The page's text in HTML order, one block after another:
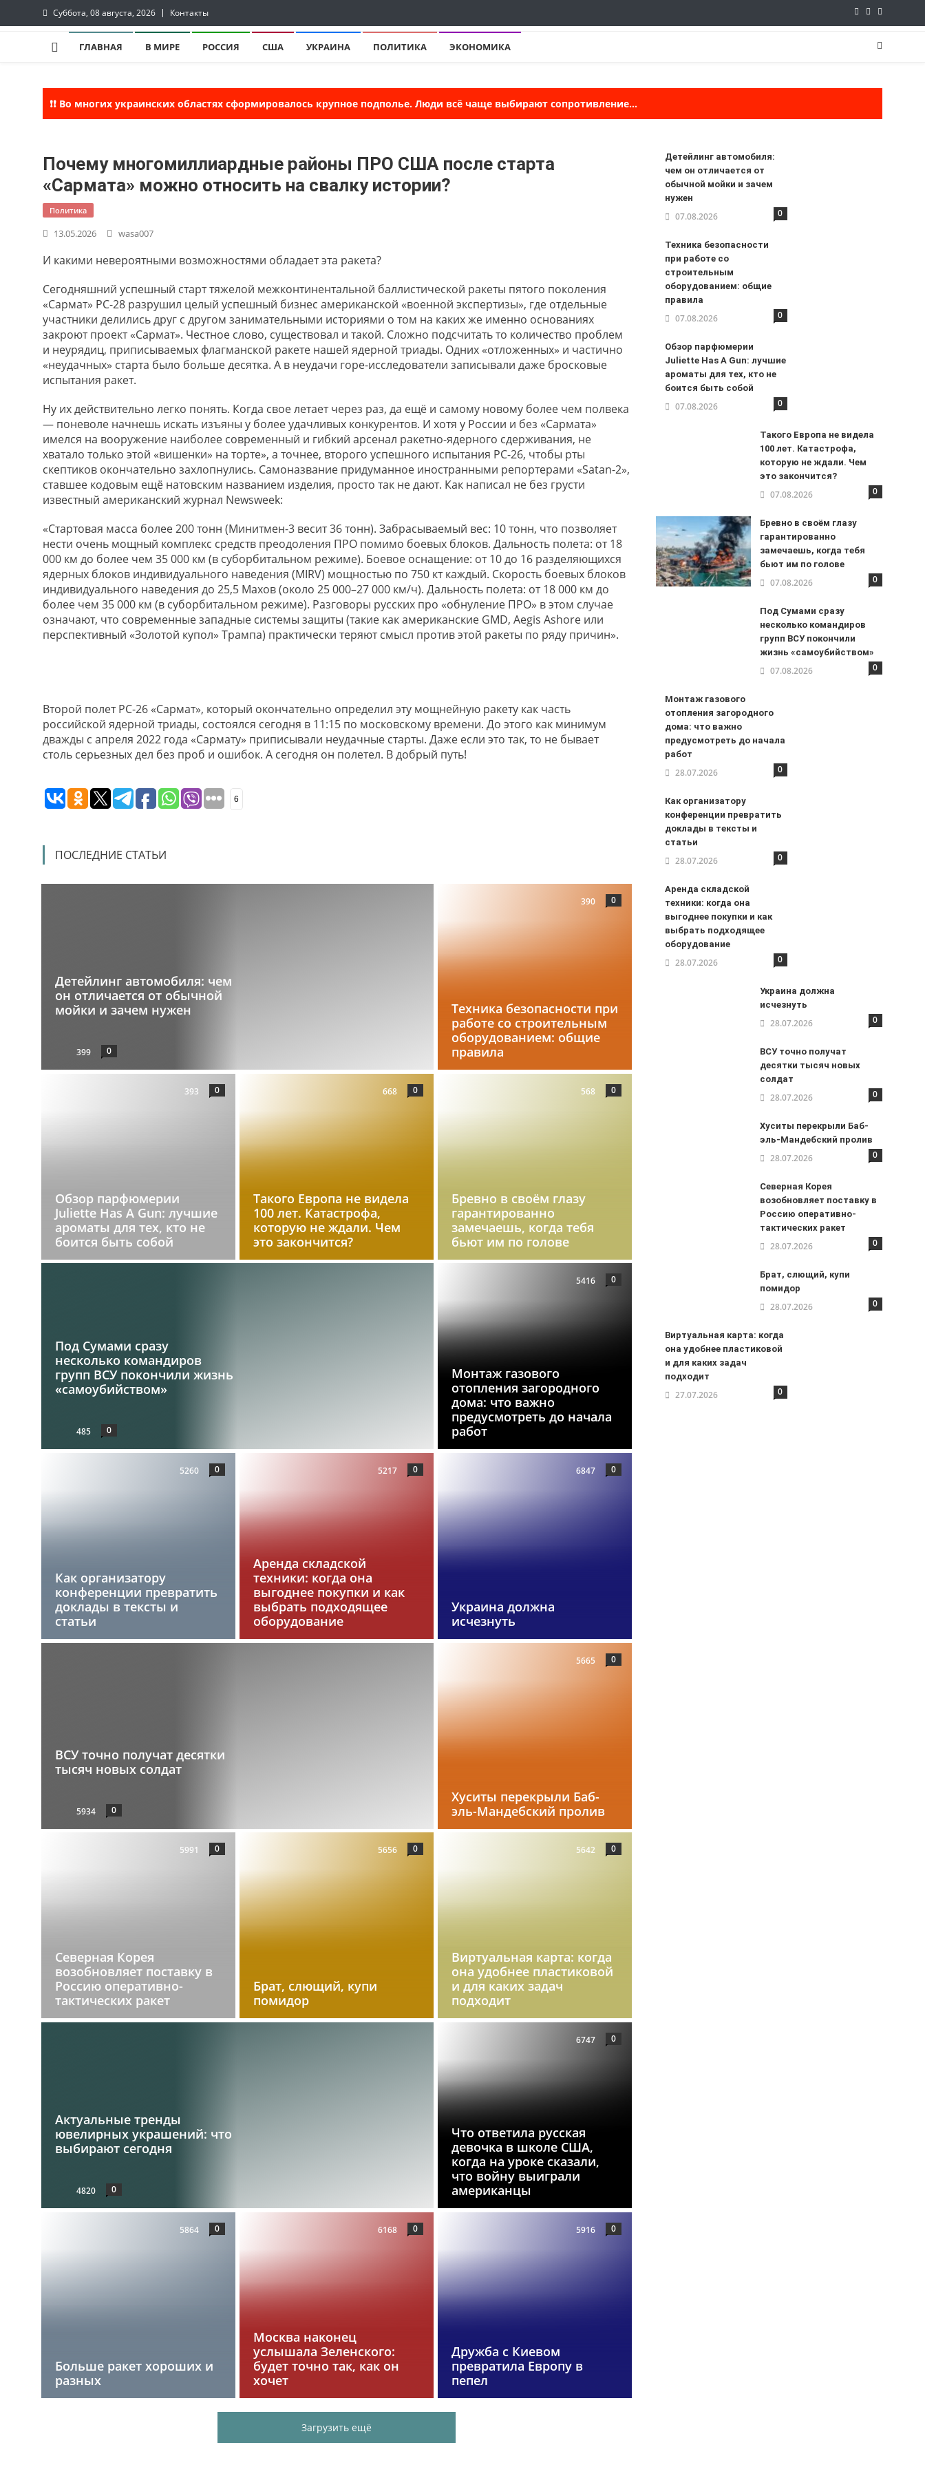
to
Суббота, 08 августа, 2026 Контакты
InfoRuss
InfoRuss — Новости
ГЛАВНАЯ В МИРЕ РОССИЯ США УКРАИНА ПОЛИТИКА ЭКОНОМИКА
❗❗ Во многих украинских областях сформировалось крупное подполье. Люди всё чаще выбирают сопротивление...
Почему многомиллиардные районы ПРО США после старта
«Сармата» можно относить на свалку истории?
Политика
13.05.2026 wasa007
И какими невероятными возможностями обладает эта ракета?
Сегодняшний успешный старт тяжелой межконтинентальной баллистической ракеты пятого поколения
«Сармат» РС-28 разрушил целый успешный бизнес американской «военной экспертизы», где отдельные
участники делились друг с другом занимательными историями о том на каких же именно основаниях
закроют проект «Сармат». Честное слово, существовал и такой. Сложно подсчитать то количество проблем
и неурядиц, приписываемых флагманской ракете нашей ядерной триады. Одних «отложенных» и частично
«неудачных» старта было больше десятка. А в неудачи горе-исследователи записывали даже бросковые
испытания ракет.
Ну их действительно легко понять. Когда свое летает через раз, да ещё и самому новому более чем полвека
— поневоле начнешь искать изъяны у более удачливых конкурентов. И хотя у России и без «Сармата»
имелся на вооружение наиболее современный и гибкий арсенал ракетно-ядерного сдерживания, не
хватало только этой «вишенки» на торте», а точнее, второго успешного испытания РС-26, чтобы рты
скептиков окончательно захлопнулись. Самоназвание придуманное иностранными репортерами «Satan-2»,
ставшее кодовым ещё натовским названием изделия, просто так не дают. Как написал не без грусти
известный американский журнал Newsweek:
«Стартовая масса более 200 тонн (Минитмен-3 весит 36 тонн). Забрасываемый вес: 10 тонн, что позволяет
нести очень мощный комплекс средств преодоления ПРО помимо боевых блоков. Дальность полета: от 18
000 км до более чем 35 000 км (в суборбитальном режиме). Боевое оснащение: от 10 до 16 разделяющихся
ядерных блоков индивидуального наведения (MIRV) мощностью по 750 кт каждый. Скорость боевых блоков
индивидуального наведения до 25,5 Махов (около 25 000–27 000 км/ч). Дальность полета: от 18 000 км до
более чем 35 000 км (в суборбитальном режиме). Разговоры русских про «обнуление ПРО» в этом случае
означают, что современные западные системы защиты (такие как американские GMD, Aegis Ashore или
перспективный «Золотой купол» Трампа) практически теряют смысл против этой ракеты по ряду причин».
Второй полет РС-26 «Сармат», который окончательно определил эту мощнейную ракету как часть
российской ядерной триады, состоялся сегодня в 11:15 по московскому времени. До этого как минимум
дважды с апреля 2022 года «Сармату» приписывали неудачные старты. Даже если это так, то не бывает
столь серьезных дел без проб и ошибок. А сегодня он полетел. В добрый путь!
6
ПОСЛЕДНИЕ СТАТЬИ
Детейлинг автомобиля: чем
он отличается от обычной
мойки и зачем нужен
399 0
Техника безопасности при
работе со строительным
оборудованием: общие
правила
390 0
Обзор парфюмерии
Juliette Has A Gun: лучшие
ароматы для тех, кто не
боится быть собой
393 0
Такого Европа не видела
100 лет. Катастрофа,
которую не ждали. Чем
это закончится?
668 0
Бревно в своём глазу
гарантированно
замечаешь, когда тебя
бьют им по голове
568 0
Под Сумами сразу
несколько командиров
групп ВСУ покончили жизнь
«самоубийством»
485 0
Монтаж газового
отопления загородного
дома: что важно
предусмотреть до начала
работ
5416 0
Как организатору
конференции превратить
доклады в тексты и
статьи
5260 0
Аренда складской
техники: когда она
выгоднее покупки и как
выбрать подходящее
оборудование
5217 0
Украина должна
исчезнуть
6847 0
ВСУ точно получат десятки
тысяч новых солдат
5934 0
Хуситы перекрыли Баб-
эль-Мандебский пролив
5665 0
Северная Корея
возобновляет поставку в
Россию оперативно-
тактических ракет
5991 0
Брат, слющий, купи
помидор
5656 0
Виртуальная карта: когда
она удобнее пластиковой
и для каких задач
подходит
5642 0
Актуальные тренды
ювелирных украшений: что
выбирают сегодня
4820 0
Что ответила русская
девочка в школе США,
когда на уроке сказали,
что войну выиграли
американцы
6747 0
Больше ракет хороших и
разных
5864 0
Москва наконец
услышала Зеленского:
будет точно так, как он
хочет
6168 0
Дружба с Киевом
превратила Европу в
пепел
5916 0
Загрузить ещё
Детейлинг автомобиля:
чем он отличается от
обычной мойки и зачем
нужен
07.08.2026 0
Техника безопасности
при работе со
строительным
оборудованием: общие
правила
07.08.2026 0
Обзор парфюмерии
Juliette Has A Gun: лучшие
ароматы для тех, кто не
боится быть собой
07.08.2026 0
Такого Европа не видела
100 лет. Катастрофа,
которую не ждали. Чем
это закончится?
07.08.2026 0
Бревно в своём глазу
гарантированно
замечаешь, когда тебя
бьют им по голове
07.08.2026 0
Под Сумами сразу
несколько командиров
групп ВСУ покончили
жизнь «самоубийством»
07.08.2026 0
Монтаж газового
отопления загородного
дома: что важно
предусмотреть до начала
работ
28.07.2026 0
Как организатору
конференции превратить
доклады в тексты и
статьи
28.07.2026 0
Аренда складской
техники: когда она
выгоднее покупки и как
выбрать подходящее
оборудование
28.07.2026 0
Украина должна
исчезнуть
28.07.2026 0
ВСУ точно получат
десятки тысяч новых
солдат
28.07.2026 0
Хуситы перекрыли Баб-
эль-Мандебский пролив
28.07.2026 0
Северная Корея
возобновляет поставку в
Россию оперативно-
тактических ракет
28.07.2026 0
Брат, слющий, купи
помидор
28.07.2026 0
Виртуальная карта: когда
она удобнее пластиковой
и для каких задач
подходит
27.07.2026 0